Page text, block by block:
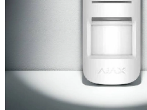
Ajax MotionProtect